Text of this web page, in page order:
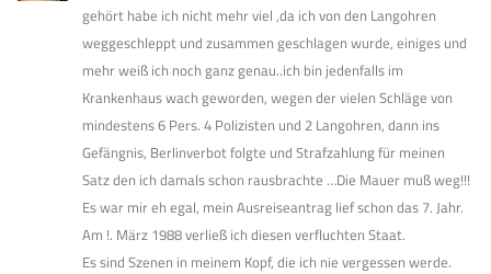
gehört habe ich nicht mehr viel ,da ich von den Langohren
weggeschleppt und zusammen geschlagen wurde, einiges und
mehr weiß ich noch ganz genau..ich bin jedenfalls im
Krankenhaus wach geworden, wegen der vielen Schläge von
mindestens 6 Pers. 4 Polizisten und 2 Langohren, dann ins
Gefängnis, Berlinverbot folgte und Strafzahlung für meinen
Satz den ich damals schon rausbrachte …Die Mauer muß weg!!!
Es war mir eh egal, mein Ausreiseantrag lief schon das 7. Jahr.
Am !. März 1988 verließ ich diesen verfluchten Staat.
Es sind Szenen in meinem Kopf, die ich nie vergessen werde.